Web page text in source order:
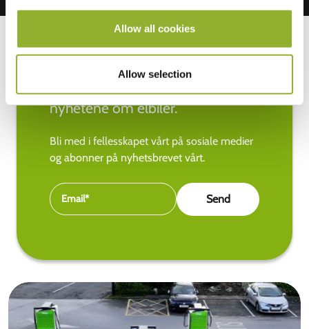
Allow all cookies
Allow selection
Hold deg oppdatert med de siste
nyhetene om elbiler.
Bli med i fellesskapet vårt på sosiale medier
og abonner på nyhetsbrevet vårt.